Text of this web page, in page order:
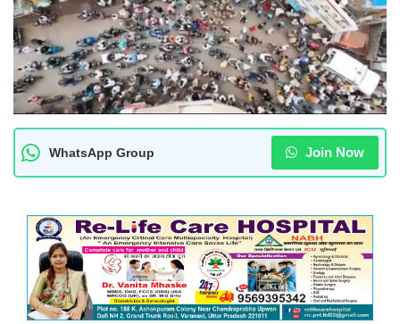
WhatsApp Group Join Now